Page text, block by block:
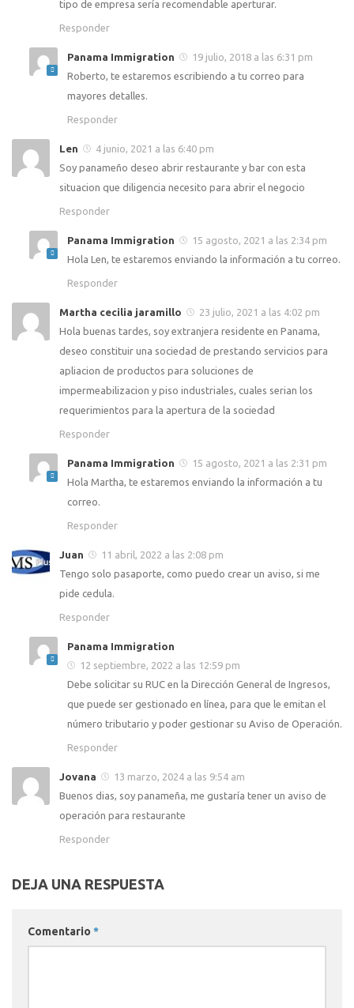
tipo de empresa sería recomendable aperturar.
Responder
Panama Immigration
19 julio, 2018 a las 6:31 pm
Roberto, te estaremos escribiendo a tu correo para
mayores detalles.
Responder
Len
4 junio, 2021 a las 6:40 pm
Soy panameño deseo abrir restaurante y bar con esta
situacion que diligencia necesito para abrir el negocio
Responder
Panama Immigration
15 agosto, 2021 a las 2:34 pm
Hola Len, te estaremos enviando la información a tu correo.
Responder
Martha cecilia jaramillo
23 julio, 2021 a las 4:02 pm
Hola buenas tardes, soy extranjera residente en Panama,
deseo constituir una sociedad de prestando servicios para
apliacion de productos para soluciones de
impermeabilizacion y piso industriales, cuales serian los
requerimientos para la apertura de la sociedad
Responder
Panama Immigration
15 agosto, 2021 a las 2:31 pm
Hola Martha, te estaremos enviando la información a tu
correo.
Responder
Juan
11 abril, 2022 a las 2:08 pm
Tengo solo pasaporte, como puedo crear un aviso, si me
pide cedula.
Responder
Panama Immigration
12 septiembre, 2022 a las 12:59 pm
Debe solicitar su RUC en la Dirección General de Ingresos,
que puede ser gestionado en línea, para que le emitan el
número tributario y poder gestionar su Aviso de Operación.
Responder
Jovana
13 marzo, 2024 a las 9:54 am
Buenos dias, soy panameña, me gustaría tener un aviso de
operación para restaurante
Responder
DEJA UNA RESPUESTA
Comentario *